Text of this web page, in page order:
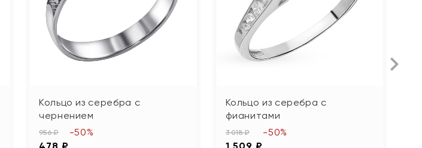
Кольцо из серебра с
чернением
956 ₽
478 ₽
-50%
Кольцо из серебра с
фианитами
3 018 ₽
1 509 ₽
-50%